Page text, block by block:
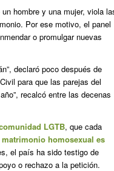
hombre y una mujer, viola
Por ese motivo, el panel
o promulgar nuevas
declaró poco después de
para que las parejas del
recalcó entre las decenas
LGTB, que cada
matrimonio homosexual es
el país ha sido testigo de
o rechazo a la petición.